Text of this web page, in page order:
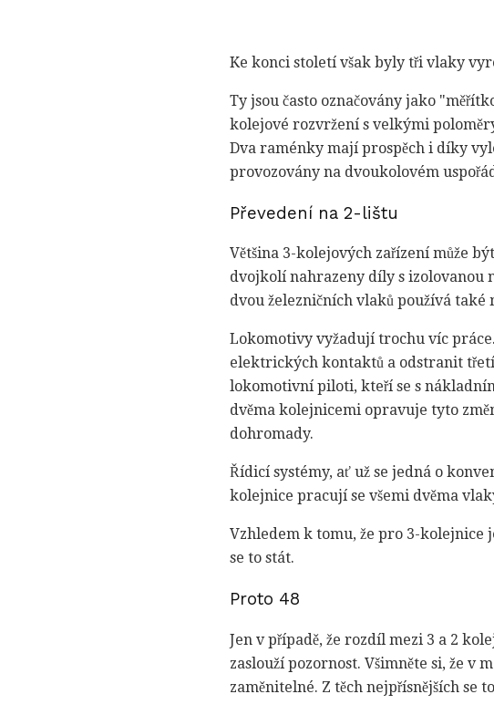
Ke konci století však byly tři vlaky
Ty jsou často označovány jako
kolejové rozvržení s velkými
Dva raménky mají prospěch i díky
provozovány na dvoukolovém
Převedení na 2-lištu
Většina 3-kolejových zařízení může
dvojkolí nahrazeny díly s izolovanou
dvou železničních vlaků používá také
Lokomotivy vyžadují trochu víc
elektrických kontaktů a odstranit
lokomotivní piloti, kteří se s
dvěma kolejnicemi opravuje tyto
dohromady.
Řídicí systémy, ať už se jedná o
kolejnice pracují se všemi dvěma
Vzhledem k tomu, že pro 3-kolejnice
se to stát.
Proto 48
Jen v případě, že rozdíl mezi 3 a 2
zaslouží pozornost. Všimněte si, že v
zaměnitelné. Z těch nejpřísnějších se